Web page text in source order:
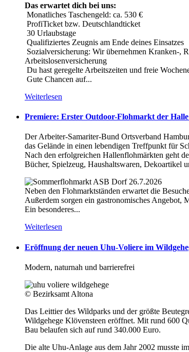
Das erwartet dich bei uns:
Monatliches Taschengeld: ca. 530 €
ProfiTicket bzw. Deutschlandticket
30 Urlaubstage
Qualifiziertes Zeugnis am Ende deines Einsatzes
Sozialversicherung: Wir übernehmen Kranken-,
Arbeitslosenversicherung
Du hast geregelte Arbeitszeiten und freie
Gute Chancen auf...
Weiterlesen
Premiere: Erster Outdoor-Flohmarkt der
Der Arbeiter-Samariter-Bund Ortsverband
das Gelände in einen lebendigen Treffpunkt für
Nach den erfolgreichen Hallenflohmärkten geht
Bücher, Spielzeug, Haushaltswaren, Dekoartikel
Neben den Flohmarktständen erwartet die
Außerdem sorgen ein gastronomisches Angebot,
Ein besonderes...
Weiterlesen
Eröffnung der neuen Uhu-Voliere im
Modern, naturnah und barrierefrei
© Bezirksamt Altona
Das Leittier des Wildparks und der größte
Wildgehege Klövensteen eröffnet. Mit rund 600
Bau belaufen sich auf rund 340.000 Euro.
Die alte Uhu-Anlage aus dem Jahr 2002 musste